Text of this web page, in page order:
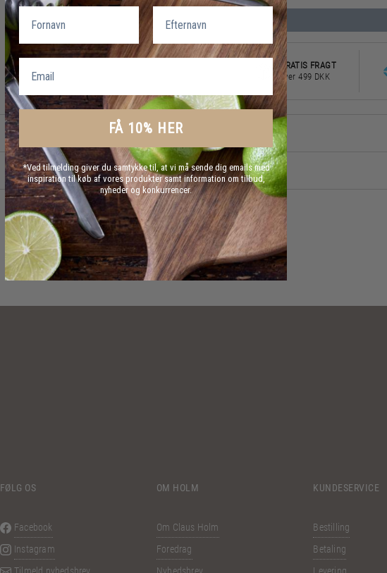
GRATIS FRAGT
over 499 DKK
FØLG OS
Facebook
Instagram
OM HOLM
Om Claus Holm
Foredrag
KUNDESERVICE
Bestilling
Betaling
Email
FÅ 10% HER
*Ved tilmelding giver du samtykke til, at vi må sende dig emails med
inspiration til køb af vores produkter samt information om tilbud,
nyheder og konkurrencer.